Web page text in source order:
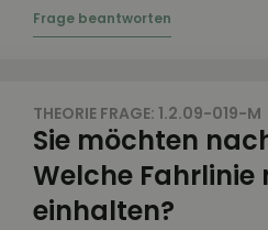
THEORIE FRAGE: 1.2.09-019-M
Sie möchten
Welche Fahrlinie
einhalten?